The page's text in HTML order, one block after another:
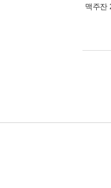
맥주잔